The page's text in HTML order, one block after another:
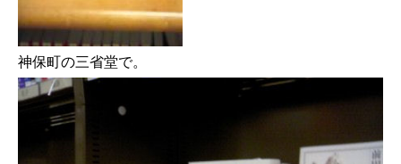
神保町の三省堂で。